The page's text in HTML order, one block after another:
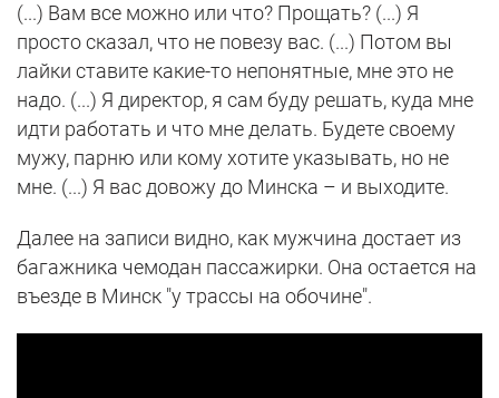
(...) Вам все можно или что? Прощать? (...) Я
просто сказал, что не повезу вас. (...) Потом вы
лайки ставите какие-то непонятные, мне это не
надо. (...) Я директор, я сам буду решать, куда мне
идти работать и что мне делать. Будете своему
мужу, парню или кому хотите указывать, но не
мне. (...) Я вас довожу до Минска – и выходите.
Далее на записи видно, как мужчина достает из
багажника чемодан пассажирки. Она остается на
въезде в Минск "у трассы на обочине".